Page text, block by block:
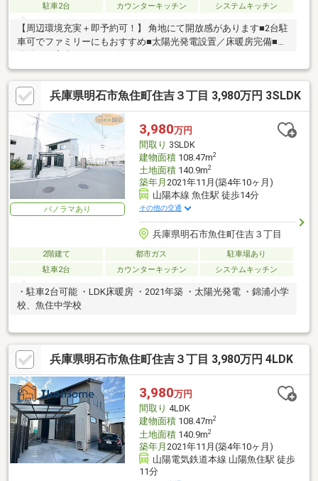
駐車2台
カウンターキッチン システムキッチン
【周辺環境充実＋即予約可！】 角地にて開放感があります■2台駐
車可でファミリーにもおすすめ■太陽光発電設置／床暖房完備■回
兵庫県明石市魚住町住吉３丁目 3,980万円 3SLDK
パノラマあり
3,980万円
間取り 3SLDK
建物面積108.47m2
土地面積140.9m2
築年月 2021年11月(築4年10ヶ月)
山陽本線 魚住駅 徒歩14分
その他の交通
兵庫県明石市魚住町住吉３丁目
2階建て 都市ガス
駐車場あり
駐車2台
カウンターキッチン システムキッチン
・駐車2台可能 ・LDK床暖房 ・2021年築 ・太陽光発電 ・錦浦小学
校、魚住中学校
兵庫県明石市魚住町住吉３丁目 3,980万円 4LDK
3,980万円
間取り 4LDK
建物面積108.47m2
土地面積140.9m2
築年月 2021年11月(築4年10ヶ月)
山陽電気鉄道本線 山陽魚住駅 徒歩
11分